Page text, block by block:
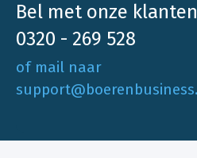
Bel met onze
0320 - 269 528
of mail naar